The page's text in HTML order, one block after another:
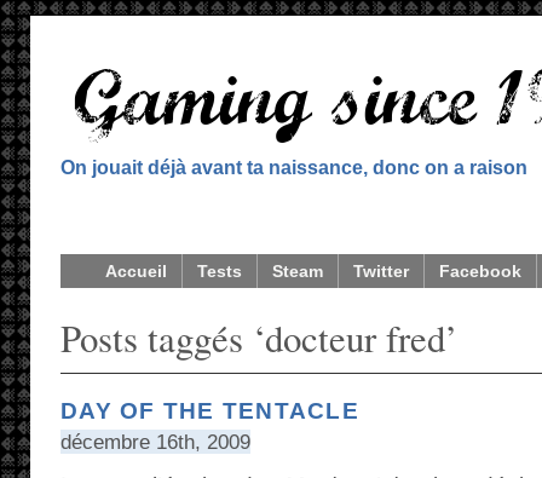
On jouait déjà avant ta naissance, donc on a raison
Accueil Tests Steam Twitter Facebook
Posts taggés ‘docteur fred’
DAY OF THE TENTACLE
décembre 16th, 2009